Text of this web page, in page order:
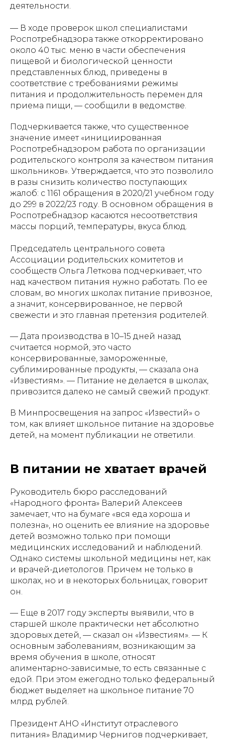
деятельности.
— В ходе проверок школ специалистами
Роспотребнадзора также откорректировано
около 40 тыс. меню в части обеспечения
пищевой и биологической ценности
представленных блюд, приведены в
соответствие с требованиями режимы
питания и продолжительность перемен для
приема пищи, — сообщили в ведомстве.
Подчеркивается также, что существенное
значение имеет «инициированная
Роспотребнадзором работа по организации
родительского контроля за качеством питания
школьников». Утверждается, что это позволило
в разы снизить количество поступающих
жалоб: с 1161 обращения в 2020/21 учебном году
до 299 в 2022/23 году. В основном обращения в
Роспотребнадзор касаются несоответствия
массы порций, температуры, вкуса блюд.
Председатель центрального совета
Ассоциации родительских комитетов и
сообществ Ольга Леткова подчеркивает, что
над качеством питания нужно работать. По ее
словам, во многих школах питание привозное,
а значит, консервированное, не первой
свежести и это главная претензия родителей.
— Дата производства в 10–15 дней назад
считается нормой, это часто
консервированные, замороженные,
сублимированные продукты, — сказала она
«Известиям». — Питание не делается в школах,
привозится далеко не самый свежий продукт.
В Минпросвещения на запрос «Известий» о
том, как влияет школьное питание на здоровье
детей, на момент публикации не ответили.
В питании не хватает врачей
Руководитель бюро расследований
«Народного фронта» Валерий Алексеев
замечает, что на бумаге «вся еда хороша и
полезна», но оценить ее влияние на здоровье
детей возможно только при помощи
медицинских исследований и наблюдений.
Однако системы школьной медицины нет, как
и врачей-диетологов. Причем не только в
школах, но и в некоторых больницах, говорит
он.
— Еще в 2017 году эксперты выявили, что в
старшей школе практически нет абсолютно
здоровых детей, — сказал он «Известиям». — К
основным заболеваниям, возникающим за
время обучения в школе, относят
алиментарно-зависимые, то есть связанные с
едой. При этом ежегодно только федеральный
бюджет выделяет на школьное питание 70
млрд рублей.
Президент АНО «Институт отраслевого
питания» Владимир Чернигов подчеркивает,